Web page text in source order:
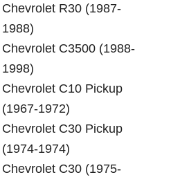
Chevrolet R30 (1987-
1988)
Chevrolet C3500 (1988-
1998)
Chevrolet C10 Pickup
(1967-1972)
Chevrolet C30 Pickup
(1974-1974)
Chevrolet C30 (1975-